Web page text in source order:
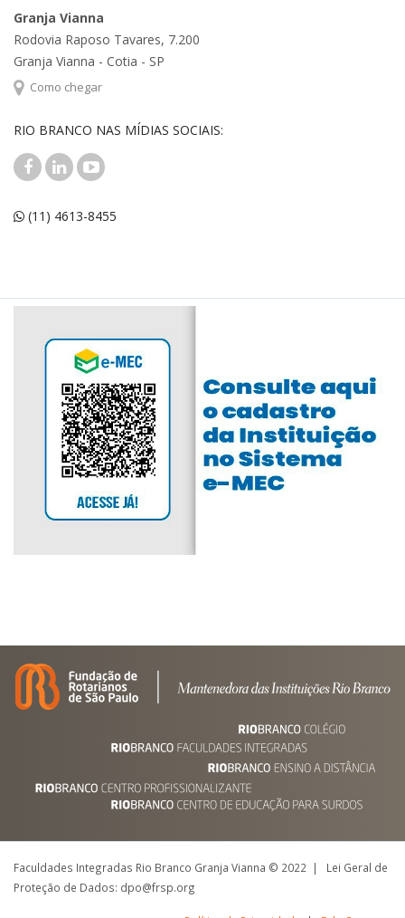
Granja Vianna
Rodovia Raposo Tavares, 7.200
Granja Vianna - Cotia - SP
Como chegar
RIO BRANCO NAS MÍDIAS SOCIAIS:
(11) 4613-8455
Faculdades Integradas Rio Branco Granja Vianna © 2022 | Lei Geral de
Proteção de Dados: dpo@frsp.org